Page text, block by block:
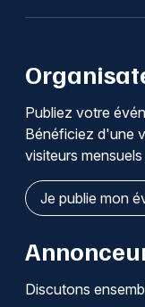
Publiez votre
Bénéficiez d'une
visiteurs mensuels
Je publie mon
Discutons